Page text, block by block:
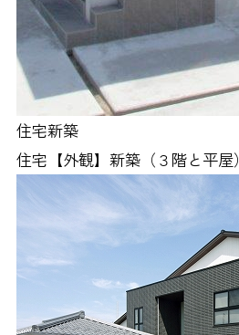
住宅新築
住宅【外観】新築（３階と平屋）